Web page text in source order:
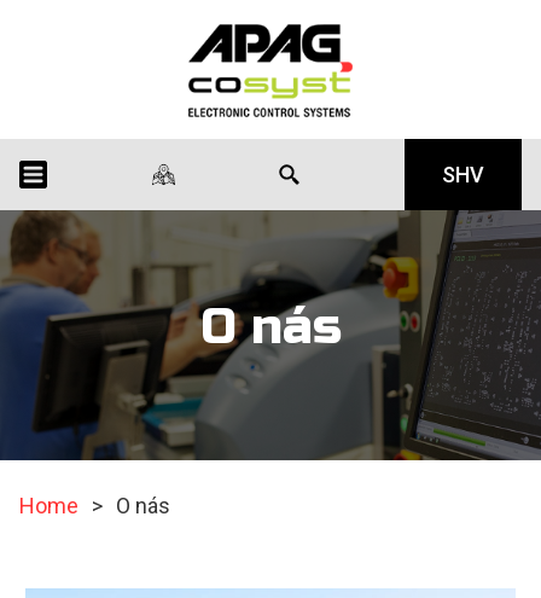
SHV
O nás
Home > O nás